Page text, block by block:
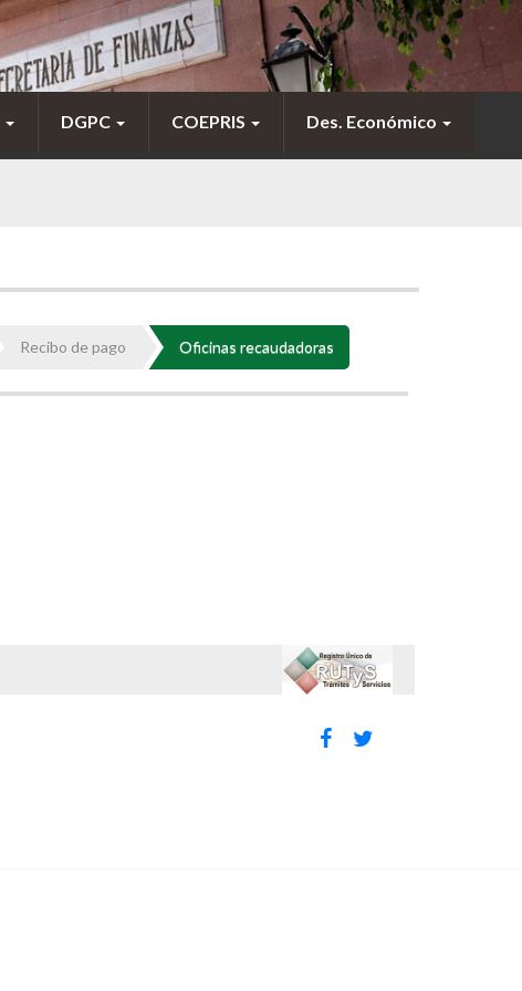
DGPC COEPRIS Des. Económico
Recibo de pago Oficinas recaudadoras